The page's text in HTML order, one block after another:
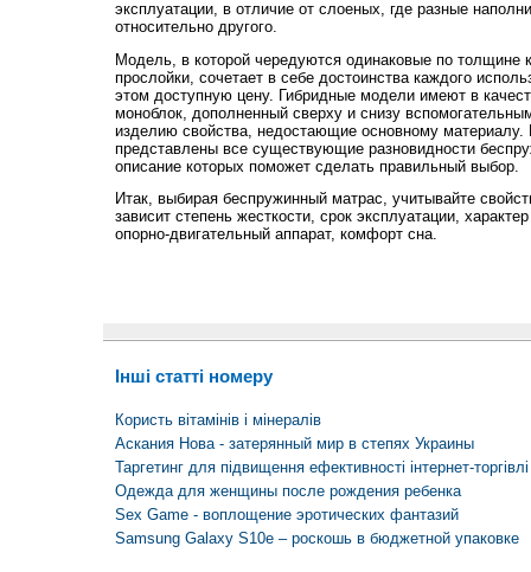
эксплуатации, в отличие от слоеных, где разные
относительно другого.
Модель, в которой чередуются одинаковые по толщине
прослойки, сочетает в себе достоинства каждого
этом доступную цену. Гибридные модели имеют в
моноблок, дополненный сверху и снизу
изделию свойства, недостающие основному материалу.
представлены все существующие разновидности
описание которых поможет сделать правильный выбор.
Итак, выбирая беспружинный матрас, учитывайте
зависит степень жесткости, срок эксплуатации,
опорно-двигательный аппарат, комфорт сна.
Інші статті номеру
Користь вітамінів і мінералів
Аскания Нова - затерянный мир в степях Украины
Таргетинг для підвищення ефективності інтернет-торгівлі
Одежда для женщины после рождения ребенка
Sex Game - воплощение эротических фантазий
Samsung Galaxy S10e – роскошь в бюджетной упаковке